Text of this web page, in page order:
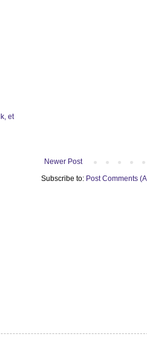
Newer Post
Subscribe to: Post Comments
et